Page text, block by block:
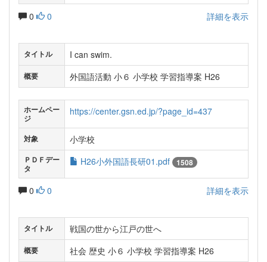
0 0 詳細を表示
タイトル I can swim.
概要 外国語活動 小６ 小学校 学習指導案 H26
ホームペー
ジ
https://center.gsn.ed.jp/?page_id=437
対象 小学校
ＰＤＦデー
タ
H26小外国語長研01.pdf 1508
0 0 詳細を表示
タイトル 戦国の世から江戸の世へ
概要 社会 歴史 小６ 小学校 学習指導案 H26